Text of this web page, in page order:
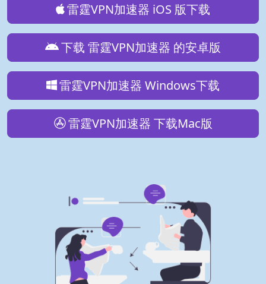
雷霆VPN加速器 iOS 版下载
下载 雷霆VPN加速器 的安卓版
雷霆VPN加速器 Windows下载
雷霆VPN加速器 下载Mac版